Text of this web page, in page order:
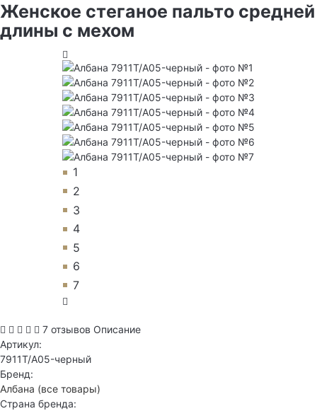
Женское стеганое пальто средней
длины с мехом
1
2
3
4
5
6
7
7 отзывов Описание
Артикул:
7911T/A05-черный
Бренд:
Албана (все товары)
Страна бренда: